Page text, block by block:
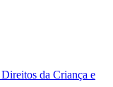
da Criança e